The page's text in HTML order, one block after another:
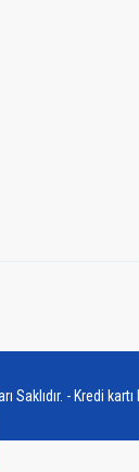
Saklıdır. - Kredi